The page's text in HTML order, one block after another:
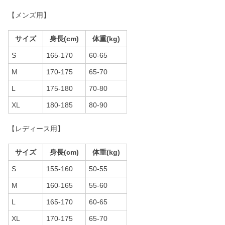
【メンズ用】
サイズ 身長(cm) 体重(kg)
S 165-170 60-65
M 170-175 65-70
L 175-180 70-80
XL 180-185 80-90
【レディース用】
サイズ 身長(cm) 体重(kg)
S 155-160 50-55
M 160-165 55-60
L 165-170 60-65
XL 170-175 65-70